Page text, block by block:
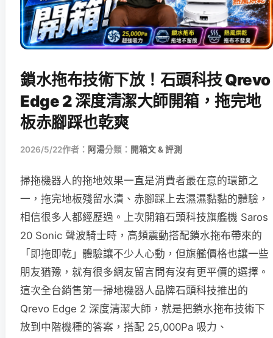
鎖水拖布技術下放！石頭科技 Qrevo
Edge 2 深度清潔大師開箱，拖完地
板赤腳踩也乾爽
2026/5/22作者： 阿湯分類： 開箱文 & 評測
掃拖機器人的拖地效果一直是消費者最在意的環節之
一，拖完地板殘留水漬、赤腳踩上去濕濕黏黏的體驗，
相信很多人都經歷過。上次開箱石頭科技旗艦機 Saros
20 Sonic 聲波騎士時，高頻震動搭配鎖水拖布帶來的
「即拖即乾」體驗讓不少人心動，但旗艦價格也讓一些
朋友猶豫，就有很多網友留言問有沒有更平價的選擇。
這次全台銷售第一掃地機器人品牌石頭科技推出的
Qrevo Edge 2 深度清潔大師，就是把鎖水拖布技術下
放到中階機種的答案，搭配 25,000Pa 吸力、